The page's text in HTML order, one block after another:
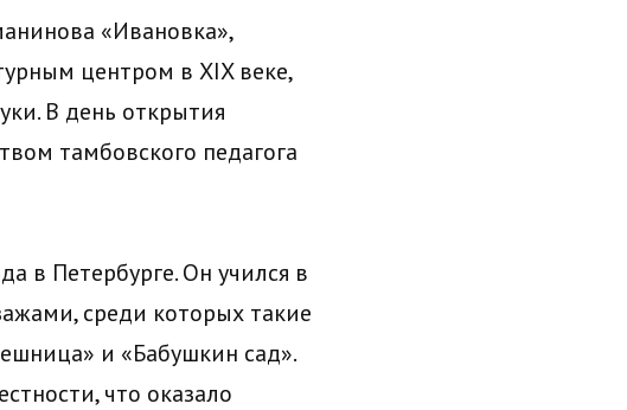
«Ивановка»,
центром в XIX веке,
В день открытия
тамбовского педагога
в Петербурге. Он учился в
среди которых такие
и «Бабушкин сад».
что оказало